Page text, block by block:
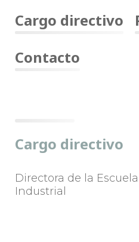
Cargo directivo
Contacto
Cargo directivo
Directora de la
Industrial